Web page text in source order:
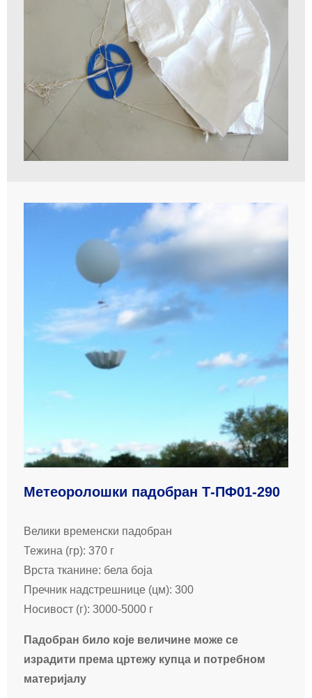
Метеоролошки падобран Т-ПФ01-290
Велики временски падобран
Тежина (гр): 370 г
Врста тканине: бела боја
Пречник надстрешнице (цм): 300
Носивост (г): 3000-5000 г
Падобран било које величине може се
израдити према цртежу купца и потребном
материјалу